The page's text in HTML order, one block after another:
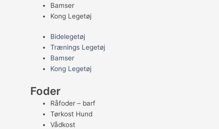
Bamser
Kong Legetøj
Bidelegetøj
Trænings Legetøj
Bamser
Kong Legetøj
Foder
Råfoder – barf
Tørkost Hund
Vådkost